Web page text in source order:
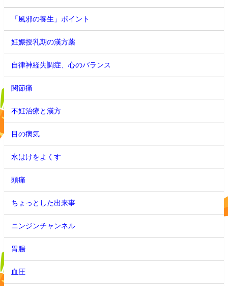
「風邪の養生」ポイント
妊娠授乳期の漢方薬
自律神経失調症、心のバランス
関節痛
不妊治療と漢方
目の病気
水はけをよくす
頭痛
ちょっとした出来事
ニンジンチャンネル
胃腸
血圧